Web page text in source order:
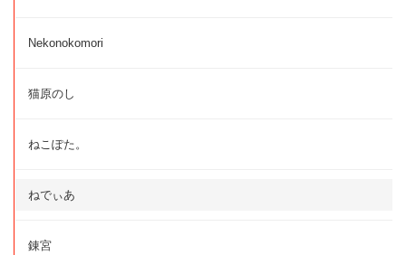
Nekonokomori
猫原のし
ねこぽた。
ねでぃあ
錬宮